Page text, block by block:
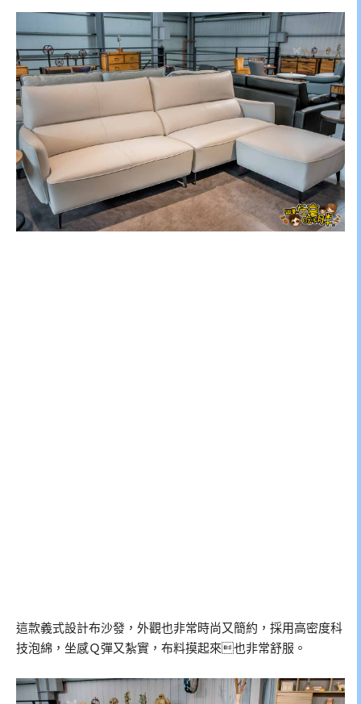
這款義式設計布沙發，外觀也非常時尚又簡約，採用高密度科
技泡綿，坐感Ｑ彈又紮實，布料摸起來也非常舒服。